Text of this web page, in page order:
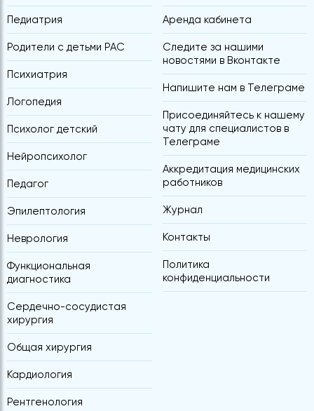
Педиатрия
Родители с детьми РАС
Психиатрия
Логопедия
Психолог детский
Нейропсихолог
Педагог
Эпилептология
Неврология
Функциональная
диагностика
Сердечно-сосудистая
хирургия
Общая хирургия
Кардиология
Рентгенология
Аренда кабинета
Следите за нашими
новостями в Вконтакте
Напишите нам в Телеграме
Присоединяйтесь к нашему
чату для специалистов в
Телеграме
Аккредитация медицинских
работников
Журнал
Контакты
Политика
конфиденциальности